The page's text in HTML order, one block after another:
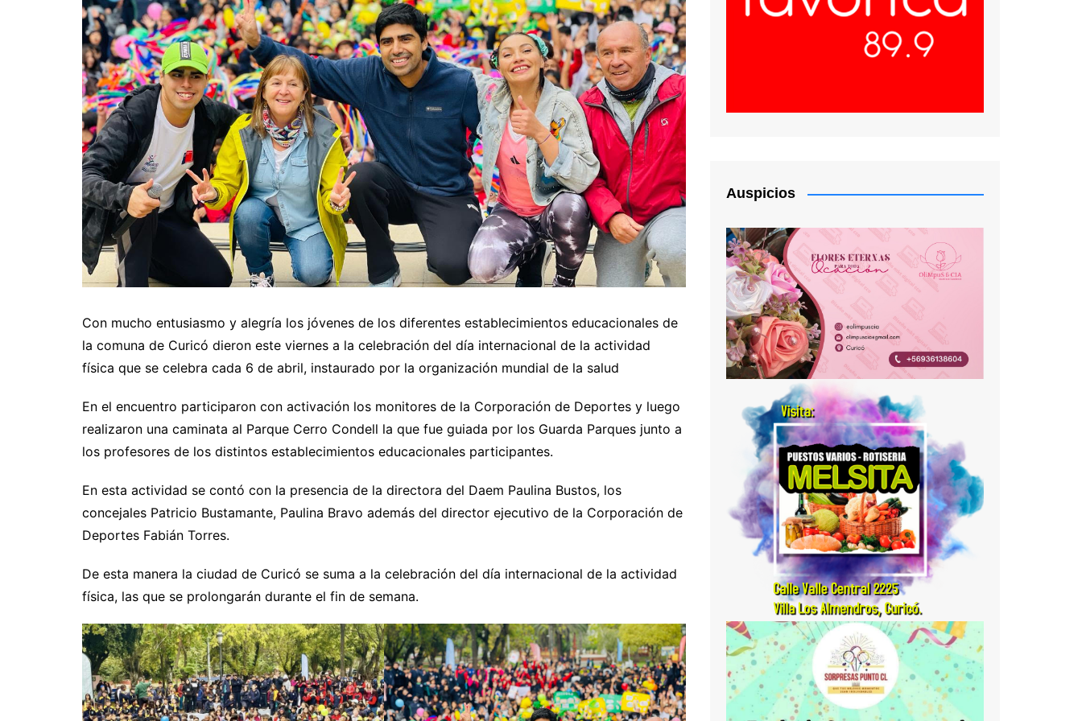
Con mucho entusiasmo y alegría los jóvenes de los diferentes establecimientos educacionales de
la comuna de Curicó dieron este viernes a la celebración del día internacional de la actividad
física que se celebra cada 6 de abril, instaurado por la organización mundial de la salud
En el encuentro participaron con activación los monitores de la Corporación de Deportes y luego
realizaron una caminata al Parque Cerro Condell la que fue guiada por los Guarda Parques junto a
los profesores de los distintos establecimientos educacionales participantes.
En esta actividad se contó con la presencia de la directora del Daem Paulina Bustos, los
concejales Patricio Bustamante, Paulina Bravo además del director ejecutivo de la Corporación de
Deportes Fabián Torres.
De esta manera la ciudad de Curicó se suma a la celebración del día internacional de la actividad
física, las que se prolongarán durante el fin de semana.
Auspicios